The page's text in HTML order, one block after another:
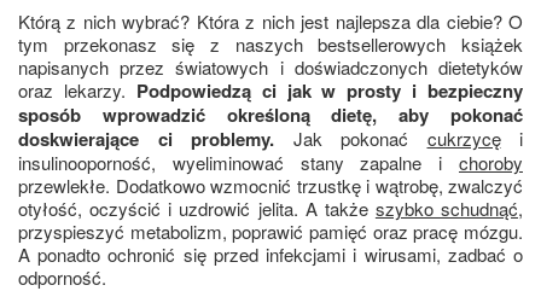
Którą z nich wybrać? Która z nich jest najlepsza dla ciebie? O
tym przekonasz się z naszych bestsellerowych książek
napisanych przez światowych i doświadczonych dietetyków
oraz lekarzy. Podpowiedzą ci jak w prosty i bezpieczny
sposób wprowadzić określoną dietę, aby pokonać
doskwierające ci problemy. Jak pokonać cukrzycęi
insulinooporność, wyeliminować stany zapalne i choroby
przewlekłe. Dodatkowo wzmocnić trzustkę i wątrobę, zwalczyć
otyłość, oczyścić i uzdrowić jelita. A także szybko schudnąć,
przyspieszyć metabolizm, poprawić pamięć oraz pracę mózgu.
A ponadto ochronić się przed infekcjami i wirusami, zadbać o
odporność.